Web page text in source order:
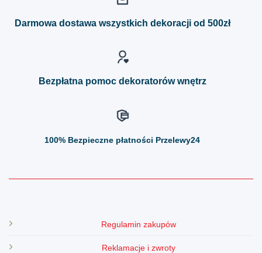
można
Darmowa dostawa wszystkich dekoracji od 500zł
Bezpłatna pomoc dekoratorów wnętrz
100% Bezpieczne płatności Przelewy24
Regulamin zakupów
Reklamacje i zwroty